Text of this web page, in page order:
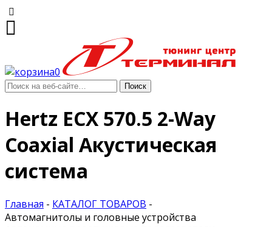
0
Hertz ECX 570.5 2-Way
Coaxial Акустическая
система
Главная - КАТАЛОГ ТОВАРОВ -
Автомагнитолы и головные устройства